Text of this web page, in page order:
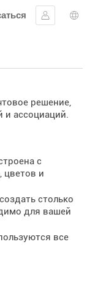
Войти в
решение,
ассоциаций.
с
цветов и
столько
для вашей
все